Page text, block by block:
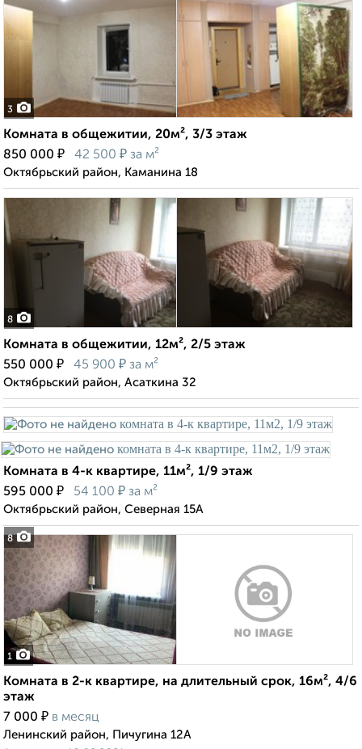
3
Комната в общежитии, 20м², 3/3 этаж
850 000 ₽ 42 500 ₽ за м²
Октябрьский район, Каманина 18
8
Комната в общежитии, 12м², 2/5 этаж
550 000 ₽ 45 900 ₽ за м²
Октябрьский район, Асаткина 32
8
Комната в 4-к квартире, 11м², 1/9 этаж
595 000 ₽ 54 100 ₽ за м²
Октябрьский район, Северная 15А
1
Комната в 2-к квартире, на длительный срок, 16м², 4/6
этаж
7 000 ₽ в месяц
Ленинский район, Пичугина 12А